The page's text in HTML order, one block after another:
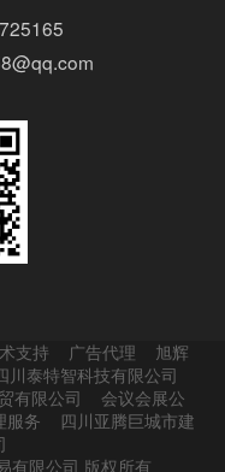
支持 广告代理
旭辉
川泰特智科技有限公司
有限公司
会议会展公
服务
四川亚腾巨城市建
有限公司 版权所有